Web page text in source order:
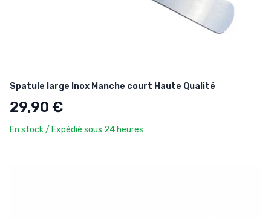
Spatule large Inox Manche court Haute Qualité
29,90 €
En stock / Expédié sous 24 heures